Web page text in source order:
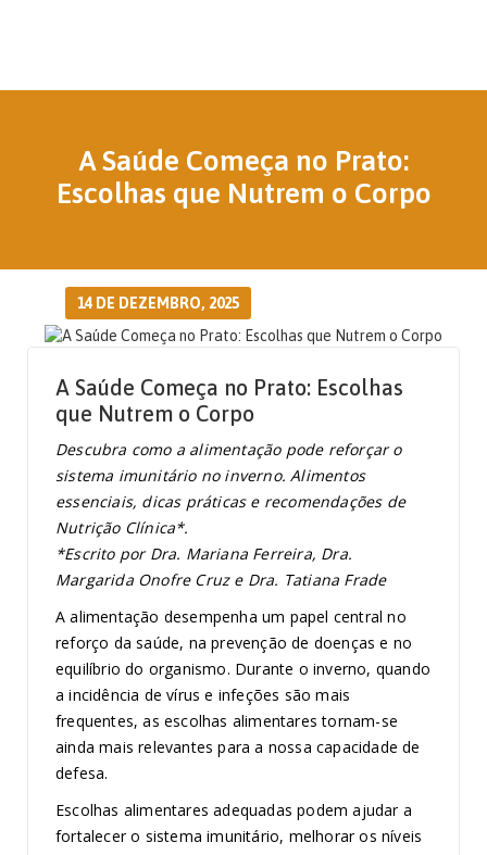
A Saúde Começa no Prato:
Escolhas que Nutrem o Corpo
14 DE DEZEMBRO, 2025
A Saúde Começa no Prato: Escolhas
que Nutrem o Corpo
Descubra como a alimentação pode reforçar o
sistema imunitário no inverno. Alimentos
essenciais, dicas práticas e recomendações de
Nutrição Clínica*.
*Escrito por Dra. Mariana Ferreira, Dra.
Margarida Onofre Cruz e Dra. Tatiana Frade
A alimentação desempenha um papel central no
reforço da saúde, na prevenção de doenças e no
equilíbrio do organismo. Durante o inverno, quando
a incidência de vírus e infeções são mais
frequentes, as escolhas alimentares tornam-se
ainda mais relevantes para a nossa capacidade de
defesa.
Escolhas alimentares adequadas podem ajudar a
fortalecer o sistema imunitário, melhorar os níveis